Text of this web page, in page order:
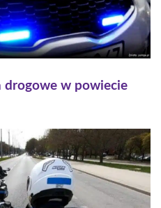
drogowe w powiecie